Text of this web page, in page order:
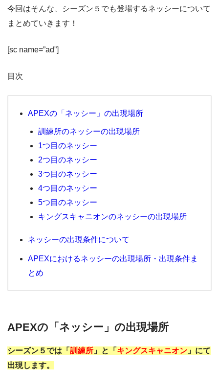
今回はそんな、シーズン５でも登場するネッシーについて
まとめていきます！
[sc name=”ad”]
目次
APEXの「ネッシー」の出現場所
訓練所のネッシーの出現場所
1つ目のネッシー
2つ目のネッシー
3つ目のネッシー
4つ目のネッシー
5つ目のネッシー
キングスキャニオンのネッシーの出現場所
ネッシーの出現条件について
APEXにおけるネッシーの出現場所・出現条件ま
とめ
APEXの「ネッシー」の出現場所
シーズン５では「 訓練所 」と「 キングスキャニオン 」にて
出現します。